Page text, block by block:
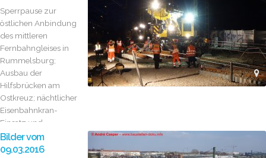
Sperrpause zur
östlichen Anbindung
des mittleren
Fernbahngleises in
Rummelsburg;
Ausbau der
Hilfsbrücken am
Ostkreuz; nächtlicher
Eisenbahnkran-
Einsatz und
Gleisstopfmaschine
Bilder vom
09.03.2016